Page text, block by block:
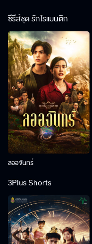
ซีรีส์ชุด รักโรแมนติก
ลออจันทร์
3Plus Shorts